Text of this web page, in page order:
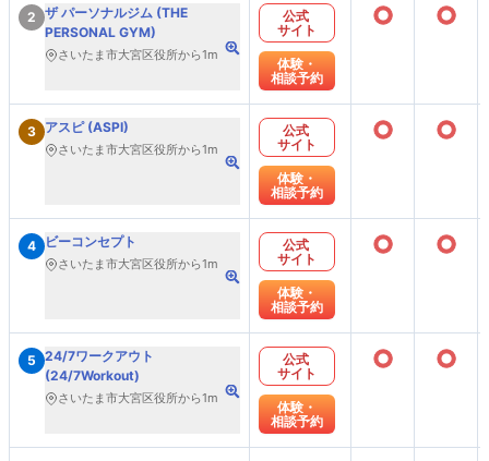
2 ザ パーソナルジム (THE
PERSONAL GYM)
さいたま市大宮区役所から1m
公式
サイト
体験・
相談予約
○ ○
3 アスピ (ASPI)
さいたま市大宮区役所から1m
公式
サイト
体験・
相談予約
○ ○
4 ビーコンセプト
さいたま市大宮区役所から1m
公式
サイト
体験・
相談予約
○ ○
5 24/7ワークアウト
(24/7Workout)
さいたま市大宮区役所から1m
公式
サイト
体験・
相談予約
○ ○